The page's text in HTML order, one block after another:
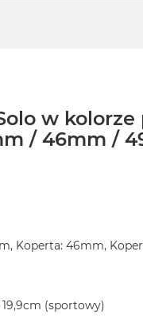
w
/ 46mm /
Koperta: 46mm,
(sportowy)